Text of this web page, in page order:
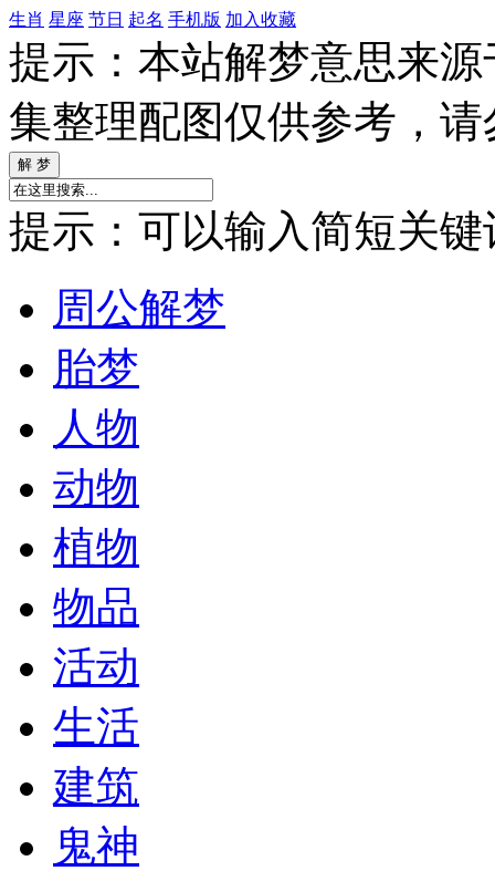
生肖 星座 节日 起名 手机版 加入收藏
提示：本站解梦意思来
集整理配图仅供参考，
提示：可以输入简短关键
周公解梦
胎梦
人物
动物
植物
物品
活动
生活
建筑
鬼神